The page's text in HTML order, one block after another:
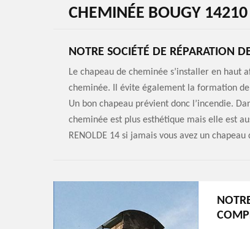
CHEMINÉE BOUGY 14210
NOTRE SOCIÉTÉ DE RÉPARATION
Le chapeau de cheminée s’installer en haut
cheminée. Il évite également la formation
Un bon chapeau prévient donc l’incendie.
cheminée est plus esthétique mais elle est
RENOLDE 14 si jamais vous avez un chapeau